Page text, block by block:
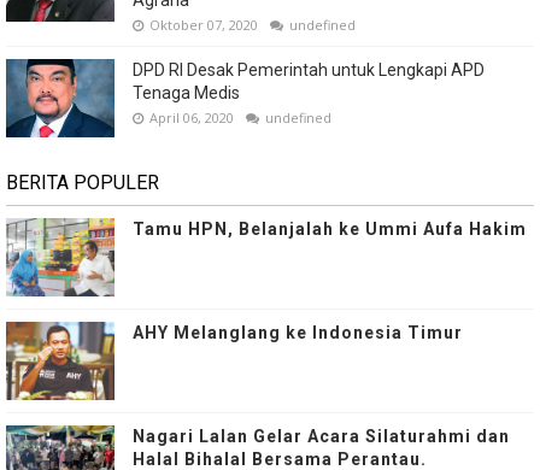
Oktober 07, 2020 undefined
DPD RI Desak Pemerintah untuk Lengkapi APD
Tenaga Medis
April 06, 2020 undefined
BERITA POPULER
Tamu HPN, Belanjalah ke Ummi Aufa Hakim
AHY Melanglang ke Indonesia Timur
Nagari Lalan Gelar Acara Silaturahmi dan
Halal Bihalal Bersama Perantau.